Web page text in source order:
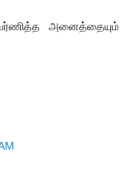
வர்ணித்த அனைத்தையும்